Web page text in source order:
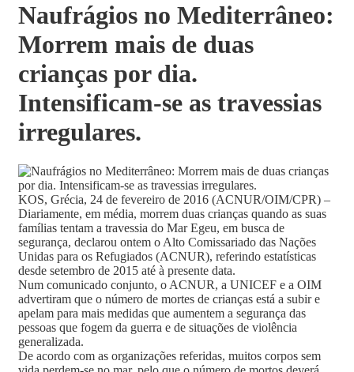
Naufrágios no Mediterrâneo:
Morrem mais de duas
crianças por dia.
Intensificam-se as travessias
irregulares.
KOS, Grécia, 24 de fevereiro de 2016 (ACNUR/OIM/CPR) –
Diariamente, em média, morrem duas crianças quando as suas
famílias tentam a travessia do Mar Egeu, em busca de
segurança, declarou ontem o Alto Comissariado das Nações
Unidas para os Refugiados (ACNUR), referindo estatísticas
desde setembro de 2015 até à presente data.
Num comunicado conjunto, o ACNUR, a UNICEF e a OIM
advertiram que o número de mortes de crianças está a subir e
apelam para mais medidas que aumentem a segurança das
pessoas que fogem da guerra e de situações de violência
generalizada.
De acordo com as organizações referidas, muitos corpos sem